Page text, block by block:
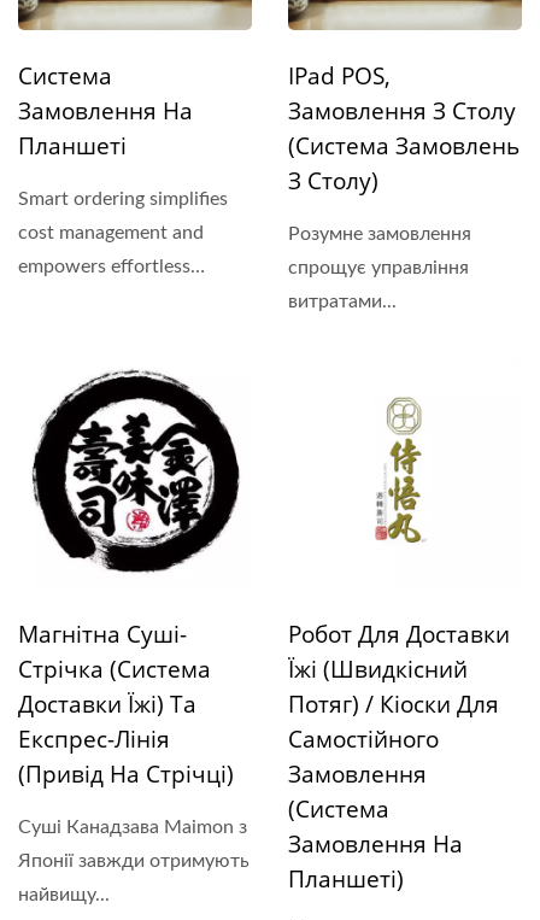
Система
Замовлення На
Планшеті
Smart ordering simplifies
cost management and
empowers effortless
IPad POS,
Замовлення З Столу
(Система Замовлень
З Столу)
Розумне замовлення
спрощує управління
витратами...
Магнітна Суші-
Стрічка (Система
Доставки Їжі) Та
Експрес-Лінія
(Привід На Стрічці)
Суші Канадзава Мaimon з
Японії завжди отримують
найвищу...
Робот Для Доставки
Їжі (Швидкісний
Потяг) / Кіоски Для
Самостійного
Замовлення
(Система
Замовлення На
Планшеті)